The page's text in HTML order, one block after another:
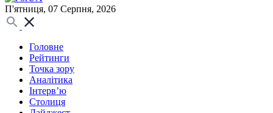
П'ятниця, 07 Серпня, 2026
Головне
Рейтинги
Точка зору
Аналітика
Інтерв’ю
Столиця